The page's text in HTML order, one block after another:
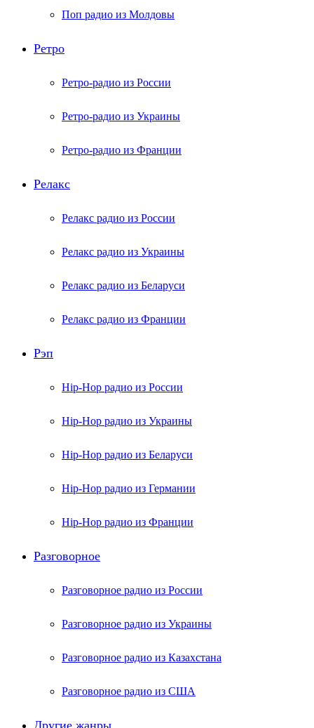
Поп радио из Молдовы
Ретро
Ретро-радио из России
Ретро-радио из Украины
Ретро-радио из Франции
Релакс
Релакс радио из России
Релакс радио из Украины
Релакс радио из Беларуси
Релакс радио из Франции
Рэп
Hip-Hop радио из России
Hip-Hop радио из Украины
Hip-Hop радио из Беларуси
Hip-Hop радио из Германии
Hip-Hop радио из Франции
Разговорное
Разговорное радио из России
Разговорное радио из Украины
Разговорное радио из Казахстана
Разговорное радио из США
Другие жанры